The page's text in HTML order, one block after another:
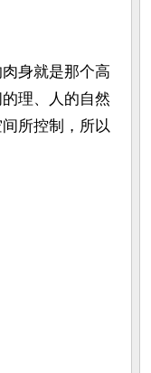
身就是那个高
理、人的自然
所控制，所以